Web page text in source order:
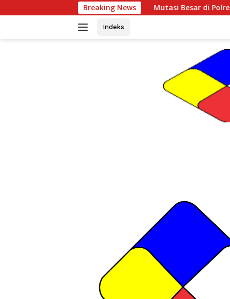
ke
Breaking News
Mutasi Besar di Polres Gunungkidul, Kapolres
Indeks